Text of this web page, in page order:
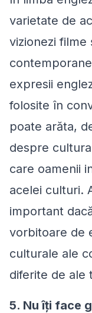
varietate de
vizionezi filme
expresii
folosite în
poate arăta,
despre
care oamenii
acelei culturi.
important
vorbitoare de
culturale ale
diferite de ale
5. Nu îți face